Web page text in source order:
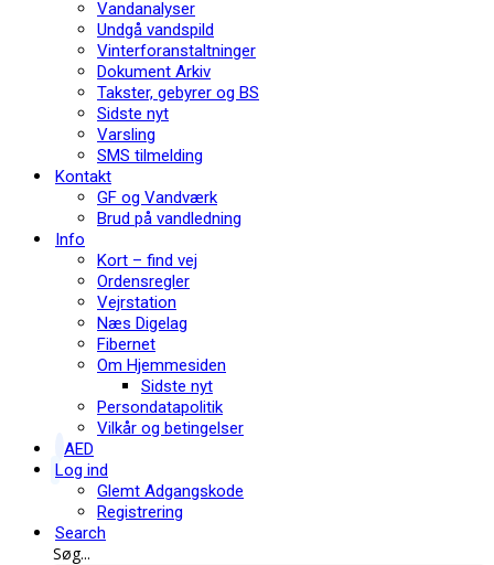
Vandanalyser
Undgå vandspild
Vinterforanstaltninger
Dokument Arkiv
Takster, gebyrer og BS
Sidste nyt
Varsling
SMS tilmelding
Kontakt
GF og Vandværk
Brud på vandledning
Info
Kort – find vej
Ordensregler
Vejrstation
Næs Digelag
Fibernet
Om Hjemmesiden
Sidste nyt
Persondatapolitik
Vilkår og betingelser
AED
Log ind
Glemt Adgangskode
Registrering
Search
Søg...